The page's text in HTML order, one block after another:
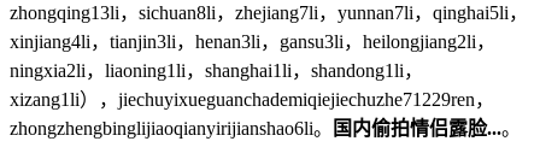
zhongqing13li，sichuan8li，zhejiang7li，yunnan7li，qinghai5li，
xinjiang4li，tianjin3li，henan3li，gansu3li，heilongjiang2li，
ningxia2li，liaoning1li，shanghai1li，shandong1li，
xizang1li），jiechuyixueguanchademiqiejiechuzhe71229ren，
zhongzhengbinglijiaoqianyirijianshao6li。
国内偷拍情侣露脸...。